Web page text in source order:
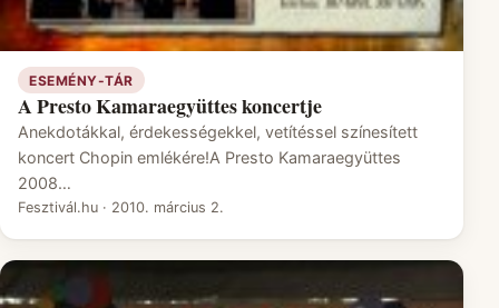
ESEMÉNY-TÁR
A Presto Kamaraegyüttes koncertje
Anekdotákkal, érdekességekkel, vetítéssel színesített
koncert Chopin emlékére!A Presto Kamaraegyüttes
2008…
Fesztivál.hu · 2010. március 2.